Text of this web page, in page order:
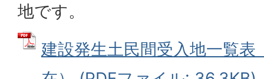
地です。
建設発生土民間受入地一覧表